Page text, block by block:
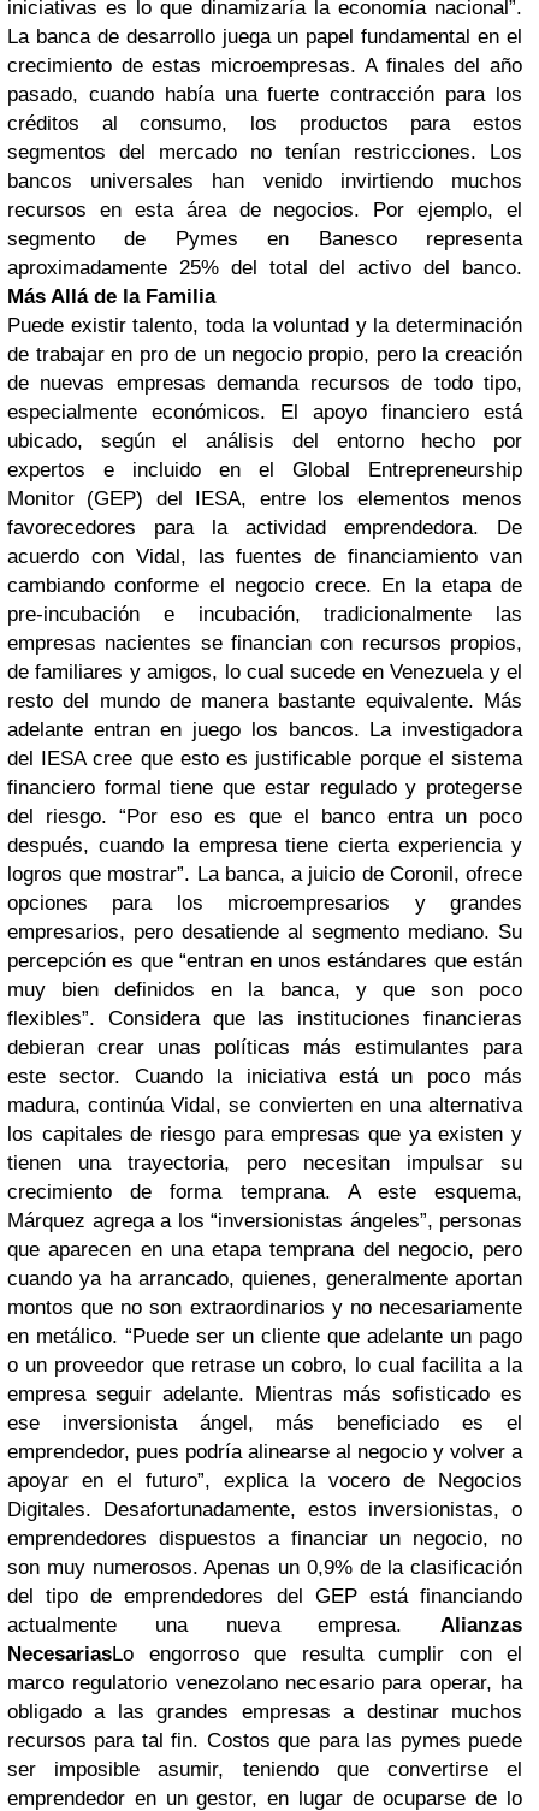
iniciativas es lo que dinamizaría la economía nacional”.
La banca de desarrollo juega un papel fundamental en el
crecimiento de estas microempresas. A finales del año
pasado, cuando había una fuerte contracción para los
créditos al consumo, los productos para estos
segmentos del mercado no tenían restricciones. Los
bancos universales han venido invirtiendo muchos
recursos en esta área de negocios. Por ejemplo, el
segmento de Pymes en Banesco representa
aproximadamente 25% del total del activo del banco.
Más Allá de la Familia
Puede existir talento, toda la voluntad y la determinación
de trabajar en pro de un negocio propio, pero la creación
de nuevas empresas demanda recursos de todo tipo,
especialmente económicos. El apoyo financiero está
ubicado, según el análisis del entorno hecho por
expertos e incluido en el Global Entrepreneurship
Monitor (GEP) del IESA, entre los elementos menos
favorecedores para la actividad emprendedora. De
acuerdo con Vidal, las fuentes de financiamiento van
cambiando conforme el negocio crece. En la etapa de
pre-incubación e incubación, tradicionalmente las
empresas nacientes se financian con recursos propios,
de familiares y amigos, lo cual sucede en Venezuela y el
resto del mundo de manera bastante equivalente. Más
adelante entran en juego los bancos. La investigadora
del IESA cree que esto es justificable porque el sistema
financiero formal tiene que estar regulado y protegerse
del riesgo. “Por eso es que el banco entra un poco
después, cuando la empresa tiene cierta experiencia y
logros que mostrar”. La banca, a juicio de Coronil, ofrece
opciones para los microempresarios y grandes
empresarios, pero desatiende al segmento mediano. Su
percepción es que “entran en unos estándares que están
muy bien definidos en la banca, y que son poco
flexibles”. Considera que las instituciones financieras
debieran crear unas políticas más estimulantes para
este sector. Cuando la iniciativa está un poco más
madura, continúa Vidal, se convierten en una alternativa
los capitales de riesgo para empresas que ya existen y
tienen una trayectoria, pero necesitan impulsar su
crecimiento de forma temprana. A este esquema,
Márquez agrega a los “inversionistas ángeles”, personas
que aparecen en una etapa temprana del negocio, pero
cuando ya ha arrancado, quienes, generalmente aportan
montos que no son extraordinarios y no necesariamente
en metálico. “Puede ser un cliente que adelante un pago
o un proveedor que retrase un cobro, lo cual facilita a la
empresa seguir adelante. Mientras más sofisticado es
ese inversionista ángel, más beneficiado es el
emprendedor, pues podría alinearse al negocio y volver a
apoyar en el futuro”, explica la vocero de Negocios
Digitales. Desafortunadamente, estos inversionistas, o
emprendedores dispuestos a financiar un negocio, no
son muy numerosos. Apenas un 0,9% de la clasificación
del tipo de emprendedores del GEP está financiando
actualmente una nueva empresa. Alianzas
NecesariasLo engorroso que resulta cumplir con el
marco regulatorio venezolano necesario para operar, ha
obligado a las grandes empresas a destinar muchos
recursos para tal fin. Costos que para las pymes puede
ser imposible asumir, teniendo que convertirse el
emprendedor en un gestor, en lugar de ocuparse de lo